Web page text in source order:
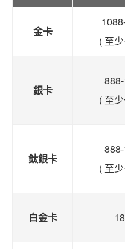
金卡
( 至
銀卡
( 至
鈦銀卡
( 至
白金卡